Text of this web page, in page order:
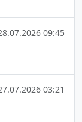
09:45
03:21